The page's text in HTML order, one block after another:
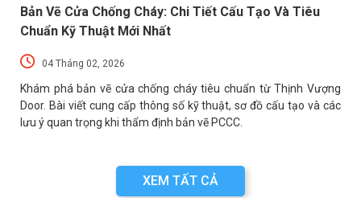
Bản Vẽ Cửa Chống Cháy: Chi Tiết Cấu Tạo Và Tiêu
Chuẩn Kỹ Thuật Mới Nhất
04 Tháng 02, 2026
Khám phá bản vẽ cửa chống cháy tiêu chuẩn từ Thịnh Vượng
Door. Bài viết cung cấp thông số kỹ thuật, sơ đồ cấu tạo và các
lưu ý quan trọng khi thẩm định bản vẽ PCCC.
XEM TẤT CẢ